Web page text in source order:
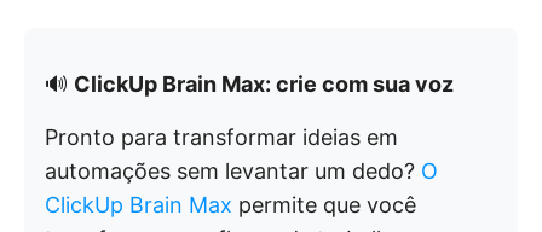
🔊 ClickUp Brain Max: crie com sua voz
Pronto para transformar ideias em
automações sem levantar um dedo? O
ClickUp Brain Max permite que você